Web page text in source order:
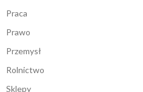
Praca
Prawo
Przemysł
Rolnictwo
Sklepy